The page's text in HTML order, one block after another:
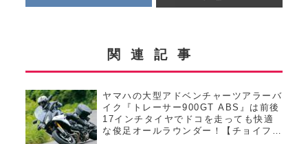
関連記事
ヤマハの大型アドベンチャーツアラーバ
イク『トレーサー900GT ABS』は前後
17インチタイヤでドコを走っても快適
な俊足オールラウンダー！【チョイフ